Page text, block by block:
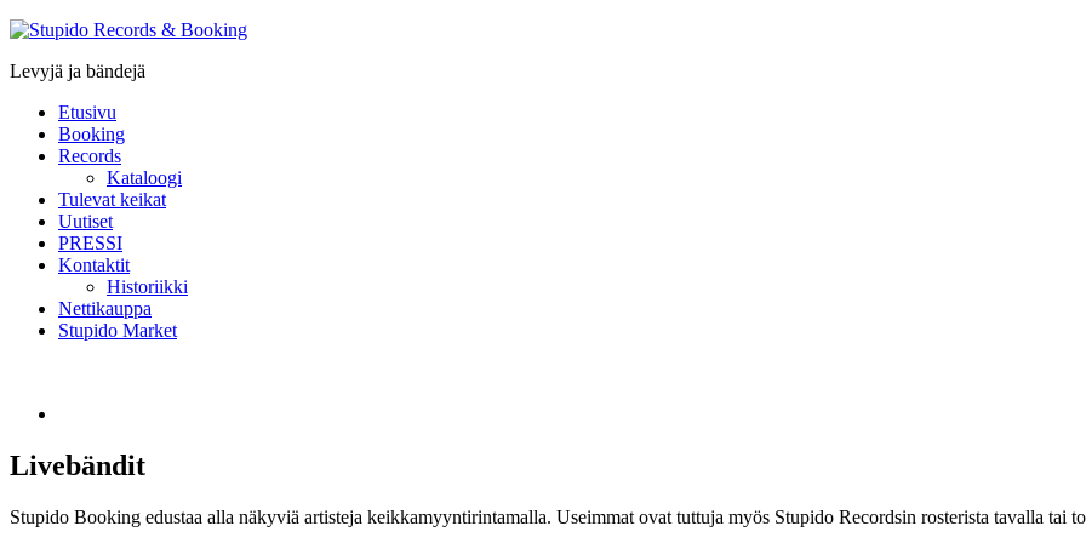
Stupido
&
Levyjä ja bändejä
Etusivu
Booking
Records
Kataloogi
Tulevat keikat
Uutiset
PRESSI
Kontaktit
Historiikki
Nettikauppa
Stupido Market
Livebändit
Stupido Booking edustaa alla näkyviä artisteja keikkamyyntirintamalla. Useimmat ovat tuttuja myös Stupido Recordsin rosterista tavalla tai